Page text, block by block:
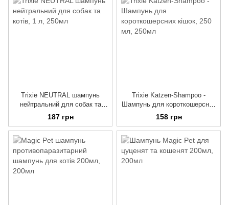
Trixie NEUTRAL шампунь
нейтральний для собак та
котів, 1 л
187 грн
Trixie Katzen-Shampoo -
Шампунь для короткошерсних
кішок, 250 мл
158 грн